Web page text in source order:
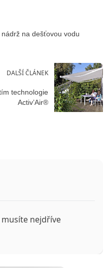
na dešťovou vodu
DALŠÍ ČLÁNEK
technologie
Activ’Air®
nejdříve